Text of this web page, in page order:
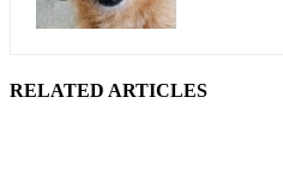
RELATED ARTICLES